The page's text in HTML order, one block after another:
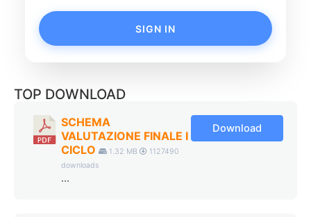
SIGN IN
TOP DOWNLOAD
SCHEMA
VALUTAZIONE FINALE I
CICLO
1.32 MB
1127490
downloads
...
Download